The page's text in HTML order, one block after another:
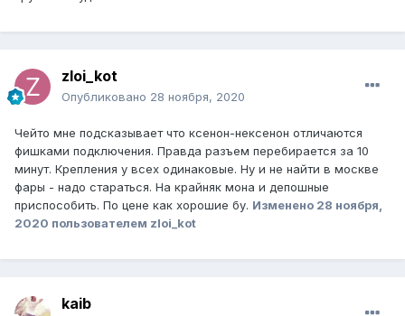
zloi_kot
Опубликовано 28 ноября, 2020
Чейто мне подсказывает что ксенон-нексенон отличаются
фишками подключения. Правда разъем перебирается за 10
минут. Крепления у всех одинаковые. Ну и не найти в москве
фары - надо стараться. На крайняк мона и депошные
приспособить. По цене как хорошие бу. Изменено 28 ноября,
2020 пользователем zloi_kot
kaib